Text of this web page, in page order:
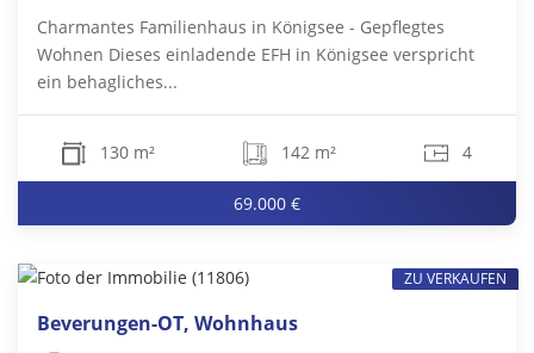
Charmantes Familienhaus in Königsee - Gepflegtes
Wohnen Dieses einladende EFH in Königsee verspricht
ein behagliches...
130 m² 142 m² 4
69.000 €
Beverungen-OT, Wohnhaus
ZU VERKAUFEN